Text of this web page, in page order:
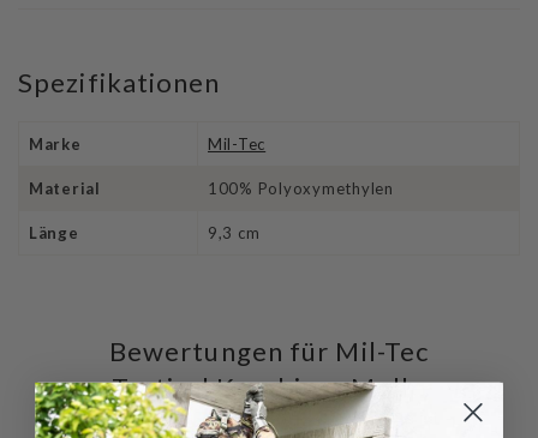
Spezifikationen
Marke Mil-Tec
Material 100% Polyoxymethylen
Länge 9,3 cm
Bewertungen für Mil-Tec
Tactical Karabiner Molle